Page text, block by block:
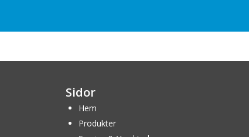
Sidor
Hem
Produkter